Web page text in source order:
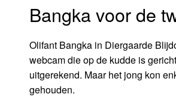
Bangka voor de
Olifant Bangka in Diergaarde
webcam die op de kudde is
uitgerekend. Maar het jong kon
gehouden.